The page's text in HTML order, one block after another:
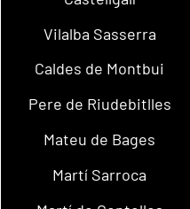
Vilalba Sasserra
Caldes de Montbui
Pere de Riudebitlles
Mateu de Bages
Martí Sarroca